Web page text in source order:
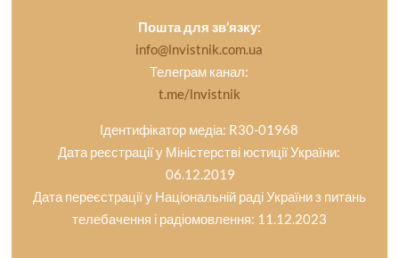
Пошта для зв’язку:
info@lnvistnik.com.ua
Телеграм канал:
t.me/lnvistnik
Ідентифікатор медіа: R30-01968
Дата реєстрації у Міністерстві юстиції України:
06.12.2019
Дата переєстрації у Національній раді України з питань
телебачення і радіомовлення: 11.12.2023